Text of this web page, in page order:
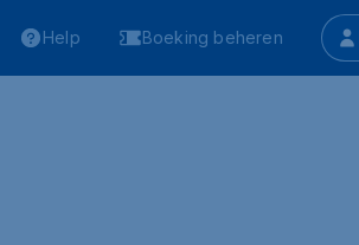
Help Boeking beheren